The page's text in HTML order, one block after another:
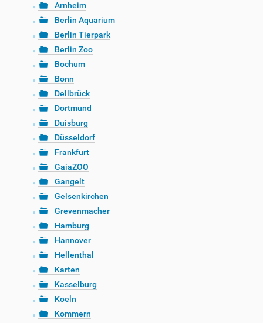
Arnheim
Berlin Aquarium
Berlin Tierpark
Berlin Zoo
Bochum
Bonn
Dellbrück
Dortmund
Duisburg
Düsseldorf
Frankfurt
GaiaZOO
Gangelt
Gelsenkirchen
Grevenmacher
Hamburg
Hannover
Hellenthal
Karten
Kasselburg
Koeln
Kommern